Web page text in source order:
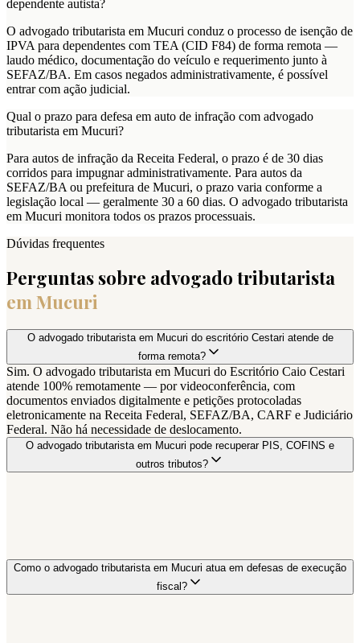
dependente autista?
O advogado tributarista em Mucuri conduz o processo de isenção de
IPVA para dependentes com TEA (CID F84) de forma remota —
laudo médico, documentação do veículo e requerimento junto à
SEFAZ/BA. Em casos negados administrativamente, é possível
entrar com ação judicial.
Qual o prazo para defesa em auto de infração com advogado
tributarista em Mucuri?
Para autos de infração da Receita Federal, o prazo é de 30 dias
corridos para impugnar administrativamente. Para autos da
SEFAZ/BA ou prefeitura de Mucuri, o prazo varia conforme a
legislação local — geralmente 30 a 60 dias. O advogado tributarista
em Mucuri monitora todos os prazos processuais.
Dúvidas frequentes
Perguntas sobre advogado tributarista
emMucuri
O advogado tributarista em Mucuri do escritório Cestari atende de
forma remota?
Sim. O advogado tributarista em Mucuri do Escritório Caio Cestari
atende 100% remotamente — por videoconferência, com
documentos enviados digitalmente e petições protocoladas
eletronicamente na Receita Federal, SEFAZ/BA, CARF e Judiciário
Federal. Não há necessidade de deslocamento.
O advogado tributarista em Mucuri pode recuperar PIS, COFINS e
outros tributos?
Como o advogado tributarista em Mucuri atua em defesas de execução
fiscal?